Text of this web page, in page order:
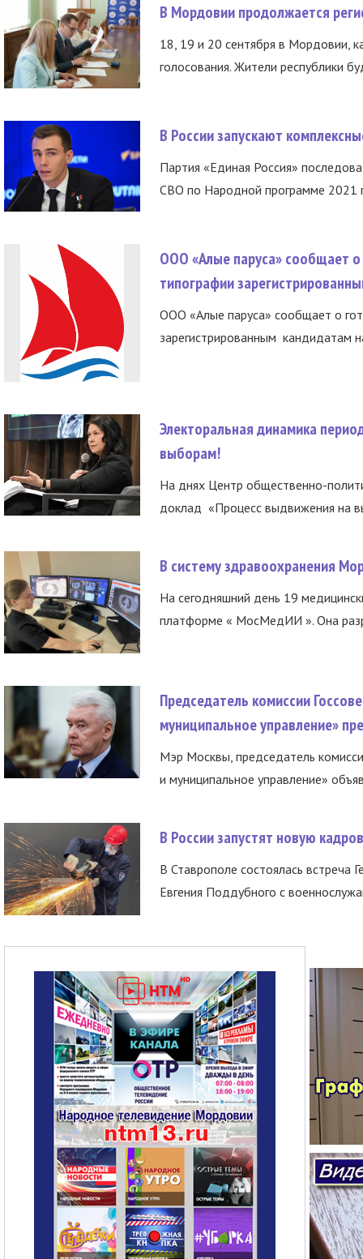
В Мордовии продолжается
18, 19 и 20 сентября в Мордовии,
голосования. Жители республики
В России запускают
Партия «Единая Россия»
СВО по Народной программе 2021
ООО «Алые паруса» сообщает о
типографии
ООО «Алые паруса» сообщает о
зарегистрированным кандидатам
Электоральная динамика
выборам!
На днях Центр общественно-
доклад «Процесс выдвижения на
В систему здравоохранения
На сегодняшний день 19
платформе « МосМедИИ ». Она
Председатель комиссии
муниципальное управление»
Мэр Москвы, председатель
и муниципальное управление»
В России запустят новую
В Ставрополе состоялась встреча
Евгения Поддубного с